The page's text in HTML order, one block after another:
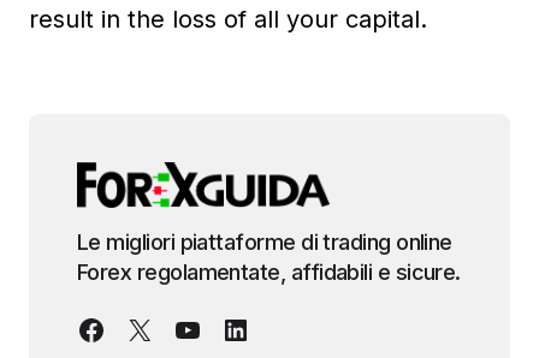
result in the loss of all your capital.
Le migliori piattaforme di trading online
Forex regolamentate, affidabili e sicure.